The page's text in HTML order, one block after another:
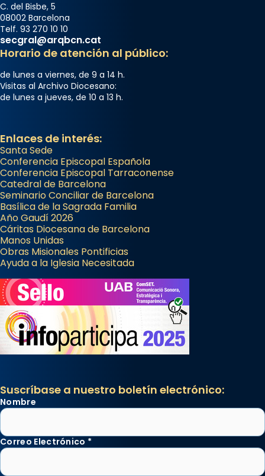
C. del Bisbe, 5
08002 Barcelona
Telf. 93 270 10 10
secgral@arqbcn.cat
Horario de atención al público:
de lunes a viernes, de 9 a 14 h.
Visitas al Archivo Diocesano:
de lunes a jueves, de 10 a 13 h.
Enlaces de interés:
Santa Sede
Conferencia Episcopal Española
Conferencia Episcopal Tarraconense
Catedral de Barcelona
Seminario Conciliar de Barcelona
Basílica de la Sagrada Familia
Año Gaudí 2026
Cáritas Diocesana de Barcelona
Manos Unidas
Obras Misionales Pontificias
Ayuda a la Iglesia Necesitada
Suscríbase a nuestro boletín electrónico:
Nombre
Correo Electrónico *